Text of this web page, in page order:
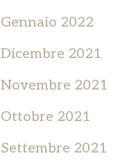
Gennaio 2022
Dicembre 2021
Novembre 2021
Ottobre 2021
Settembre 2021